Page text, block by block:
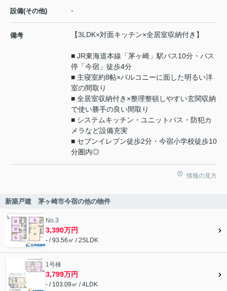
設備(その他) -
備考 【3LDK×対面キッチン×全居室収納付き】
■ JR東海道本線「茅ヶ崎」駅バス10分・バス
停「今宿」徒歩4分
■ 主寝室約8帖×バルコニーに面した明るい洋
室の間取り
■ 全居室収納付き×整理整頓しやすい玄関収納
で使い勝手の良い間取り
■ システムキッチン・ユニットバス・防犯カ
メラなど設備充実
■ セブンイレブン徒歩2分・今宿小学校徒歩10
分圏内◎
情報の見方
新築戸建 茅ヶ崎市今宿の他の物件
No.3
3,390万円
- / 93.56㎡ / 2SLDK
1号棟
3,799万円
- / 103.09㎡ / 4LDK